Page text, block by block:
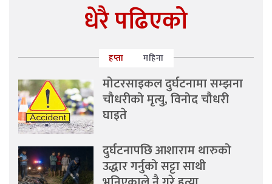
धेरै पढिएको
हप्ता महिना
मोटरसाइकल दुर्घटनामा सम्झना
चौधरीको मृत्यु, विनोद चौधरी
घाइते
दुर्घटनापछि आशाराम थारुको
उद्धार गर्नुको सट्टा साथी